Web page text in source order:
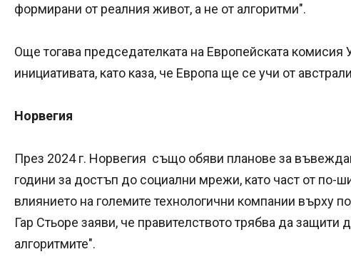
формирани от реалния живот, а не от алгоритми".
Още тогава председателката на Европейската
инициативата, като каза, че Европа ще се учи от
Норвегия
През 2024 г. Норвегия също обяви планове за
години за достъп до социални мрежи, като част от по-
влиянието на големите технологични компании върху
Гар Стьоре заяви, че правителството трябва да защити
алгоритмите".